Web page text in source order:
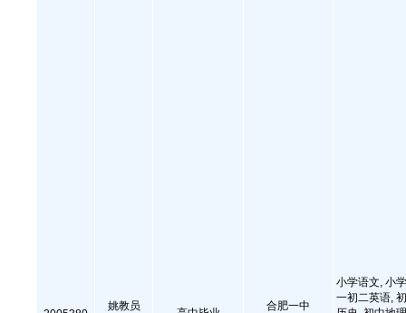
姚教员
合肥一中
小学语文, 小
一初二英语,